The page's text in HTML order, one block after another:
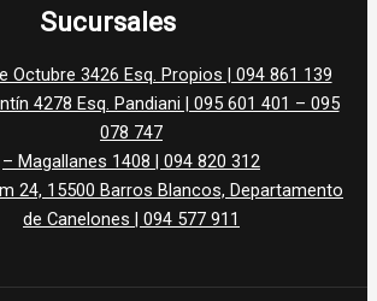
Sucursales
Octubre 3426 Esq. Propios | 094 861 139
4278 Esq. Pandiani | 095 601 401 – 095
078 747
– Magallanes 1408 | 094 820 312
24, 15500 Barros Blancos, Departamento
de Canelones | 094 577 911